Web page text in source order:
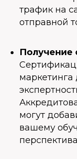
трафик на
отправной
Получение
могут
вашему